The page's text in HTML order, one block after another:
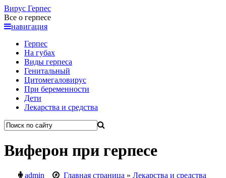
Вирус Герпес
Все о герпесе
навигация
Герпес
На губах
Виды герпеса
Генитальный
Цитомегаловирус
При беременности
Дети
Лекарства и средства
Виферон при герпесе
admin Главная страница » Лекарства и средства